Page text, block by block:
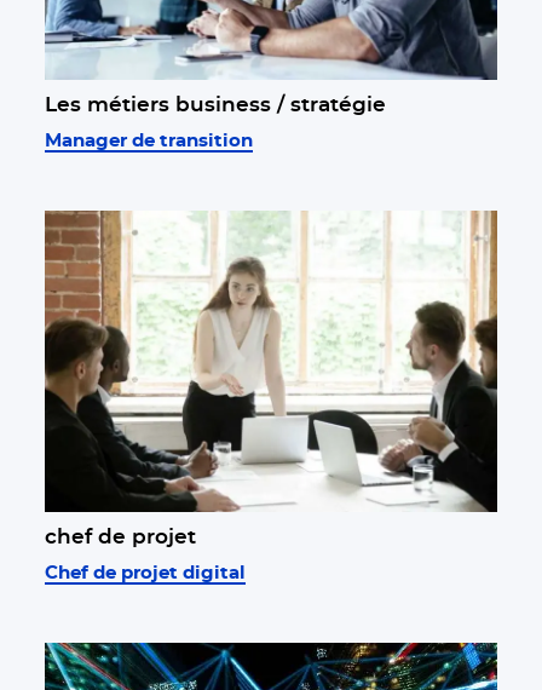
Les métiers business / stratégie
Manager de transition
chef de projet
Chef de projet digital